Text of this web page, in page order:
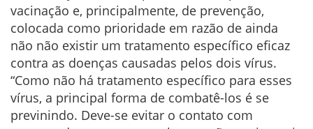
vacinação e, principalmente, de prevenção,
colocada como prioridade em razão de ainda
não não existir um tratamento específico eficaz
contra as doenças causadas pelos dois vírus.
“Como não há tratamento específico para esses
vírus, a principal forma de combatê-los é se
previnindo. Deve-se evitar o contato com